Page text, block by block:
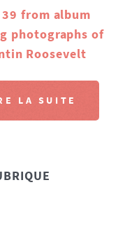
39 from album
photographs of
Roosevelt
LA SUITE